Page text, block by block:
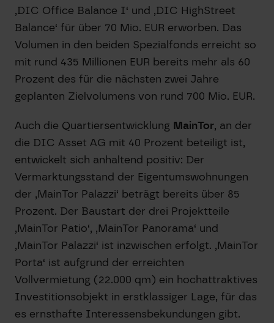
‚DIC Office Balance I‘ und ‚DIC HighStreet
Balance‘ für über 70 Mio. EUR erworben. Das
Volumen in den beiden Spezialfonds erreicht so
mit rund 435 Millionen EUR bereits mehr als 60
Prozent des für die nächsten zwei Jahre
geplanten Zielvolumens von rund 700 Mio. EUR.
Auch die Quartiersentwicklung MainTor, an der
die DIC Asset AG mit 40 Prozent beteiligt ist,
entwickelt sich anhaltend positiv: Der
Vermarktungsstand der Eigentumswohnungen
der ‚MainTor Palazzi‘ beträgt bereits über 85
Prozent. Der Baustart der drei Projektteile
‚MainTor Patio‘, ‚MainTor Panorama‘ und
‚MainTor Palazzi‘ ist inzwischen erfolgt. ‚MainTor
Porta‘ ist aufgrund der erreichten
Vollvermietung (22.000 qm) ein hochattraktives
Investitionsobjekt in erstklassiger Lage, für das
es ernsthafte Interessensbekundungen gibt.